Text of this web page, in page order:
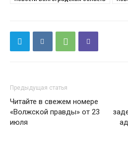
Предыдущая статья
Читайте в свежем номере
«Волжской правды» от 23
июля